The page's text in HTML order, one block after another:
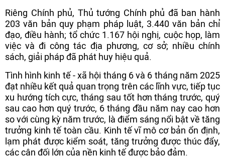
Riêng Chính phủ, Thủ tướng Chính phủ đã ban hành
203 văn bản quy phạm pháp luật, 3.440 văn bản chỉ
đạo, điều hành; tổ chức 1.167 hội nghị, cuộc họp, làm
việc và đi công tác địa phương, cơ sở; nhiều chính
sách, giải pháp đã phát huy hiệu quả.
Tình hình kinh tế - xã hội tháng 6 và 6 tháng năm 2025
đạt nhiều kết quả quan trọng trên các lĩnh vực, tiếp tục
xu hướng tích cực, tháng sau tốt hơn tháng trước, quý
sau cao hơn quý trước, 6 tháng đầu năm nay cao hơn
so với cùng kỳ năm trước, là điểm sáng nổi bật về tăng
trưởng kinh tế toàn cầu. Kinh tế vĩ mô cơ bản ổn định,
lạm phát được kiểm soát, tăng trưởng được thúc đẩy,
các cân đối lớn của nền kinh tế được bảo đảm.